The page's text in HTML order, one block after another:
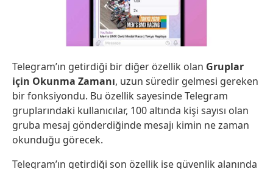
Telegram’ın getirdiği bir diğer özellik olan Gruplar
için Okunma Zamanı, uzun süredir gelmesi gereken
bir fonksiyondu. Bu özellik sayesinde Telegram
gruplarındaki kullanıcılar, 100 altında kişi sayısı olan
gruba mesaj gönderdiğinde mesajı kimin ne zaman
okunduğu görecek.
Telegram’ın getirdiği son özellik ise güvenlik alanında